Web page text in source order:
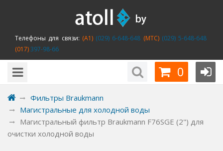
Телефоны для связи: (A1)(029) 6-648-648 (MTC)(029) 5-648-648
(017)397-98-66
0
Фильтры Braukmann
Магистральные для холодной воды
Магистральный фильтр Braukmann F76SGE (2") для
очистки холодной воды